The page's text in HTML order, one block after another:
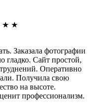
★ ★
Заказала фотографии
гладко. Сайт простой,
Оперативно
Получила свою
на высоте.
профессионализм.